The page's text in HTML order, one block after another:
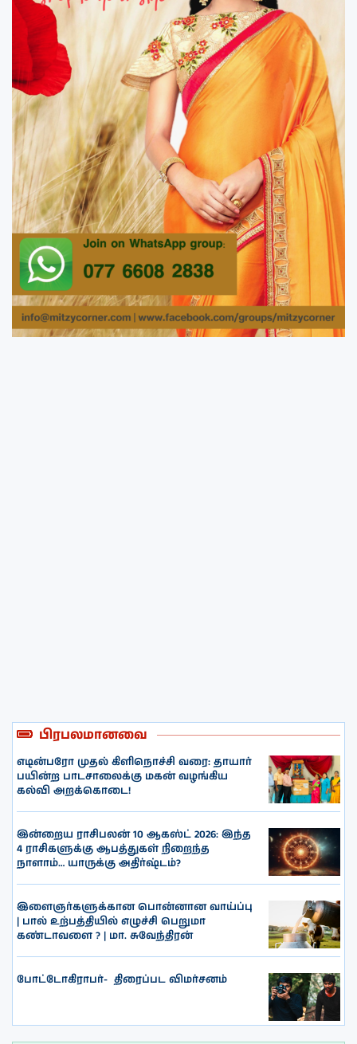
பிரபலமானவை
எடின்பரோ முதல் கிளிநொச்சி வரை: தாயார்
பயின்ற பாடசாலைக்கு மகன் வழங்கிய
கல்வி அறக்கொடை!
இன்றைய ராசிபலன் 10 ஆகஸ்ட் 2026: இந்த
4 ராசிகளுக்கு ஆபத்துகள் நிறைந்த
நாளாம்… யாருக்கு அதிர்ஷ்டம்?
இளைஞர்களுக்கான பொன்னான வாய்ப்பு
| பால் உற்பத்தியில் எழுச்சி பெறுமா
கண்டாவளை ? | மா. சுவேந்திரன்
போட்டோகிராபர்- ‌ திரைப்பட விமர்சனம்